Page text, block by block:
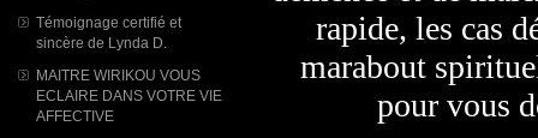
Témoignage certifié et
sincère de Lynda D.
MAITRE WIRIKOU VOUS
ECLAIRE DANS VOTRE VIE
AFFECTIVE
rapide, les cas
marabout
pour vous